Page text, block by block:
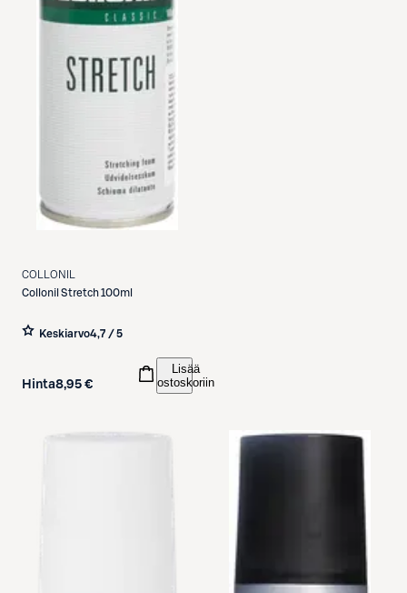
COLLONIL
Collonil Stretch 100ml
Keskiarvo4,7 / 5
Hinta8,95 €
Lisää
ostoskoriin